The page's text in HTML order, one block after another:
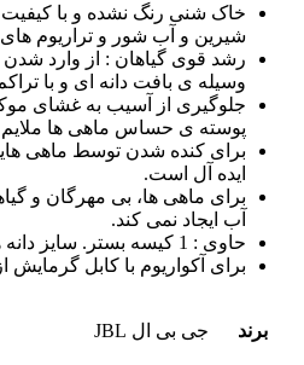
خاک شنی رنگ نشده و با کیفیت
شیرین و آب شور و تراریوم
رشد قوی گیاهان : از وارد شدن
وسیله ی بافت دانه ای و با
جلوگیری از آسیب به غشای
پوسته ی حساس ماهی ها
برای کنده شدن توسط ماهی
ایده آل است.
برای ماهی ها، بی مهرگان و
آب ایجاد نمی کند.
حاوی : 1 کیسه بستر. سایز دانه ها 0.2 تا 0.6 میلی متر.
برای آکواریوم با کابل
برند جی بی ال JBL